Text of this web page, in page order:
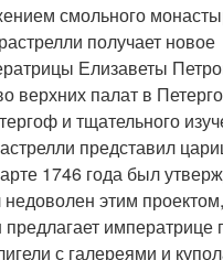
смольного
получает новое
Елизаветы
верхних палат в
и тщательного
представил
1746 года был
этим
императрице
с галереями и